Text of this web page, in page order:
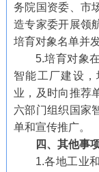
务院国资委、市
造专家委开展领
培育对象名单并发
5.培育对象
智能工厂建设
业，及时向推荐
六部门组织国家
单和宣传推广。
四、其他事
1.各地工业